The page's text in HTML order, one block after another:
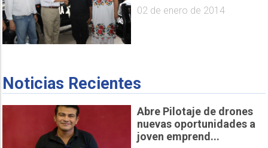
02 de enero de 2014
Noticias Recientes
Abre Pilotaje de drones
nuevas oportunidades a
joven emprend...